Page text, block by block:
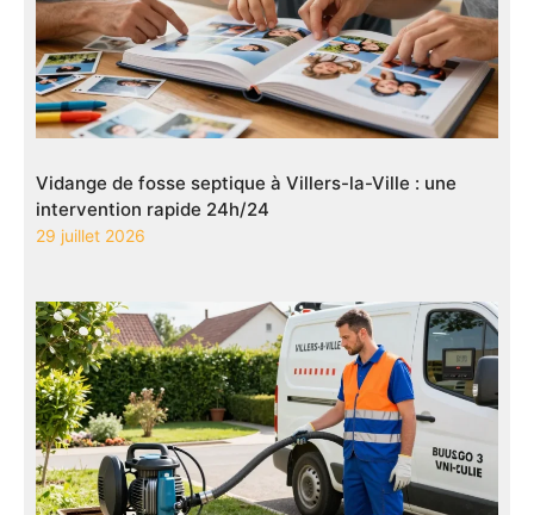
Vidange de fosse septique à Villers-la-Ville : une
intervention rapide 24h/24
29 juillet 2026